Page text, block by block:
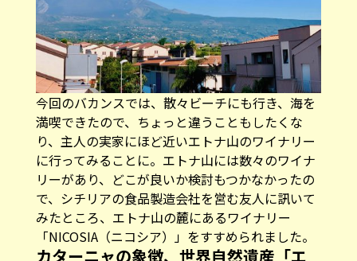
今回のバカンスでは、散々ビーチにも行き、海を
満喫できたので、ちょっと違うこともしたくな
り、主人の実家にほど近いエトナ山のワイナリー
に行ってみることに。エトナ山には数々のワイナ
リーがあり、どこが良いか検討もつかなかったの
で、シチリアの食品製造会社を営む友人に訊いて
みたところ、エトナ山の麓にあるワイナリー
「NICOSIA（ニコシア）」をすすめられました。
カターニャの象徴、世界自然遺産「エ